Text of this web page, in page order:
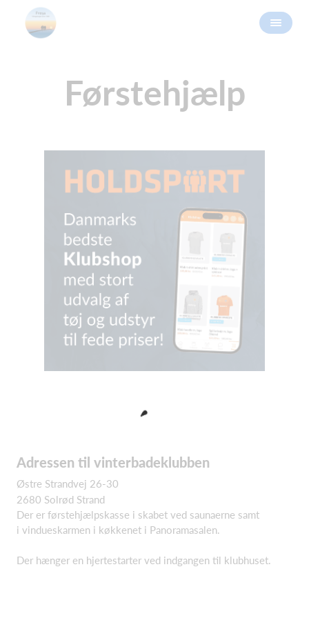
Førstehjælp
Adressen til vinterbadeklubben
Østre Strandvej 26-30
2680 Solrød Strand
Der er førstehjælpskasse i skabet ved saunaerne samt
i vindueskarmen i køkkenet i Panoramasalen.
Der hænger en hjertestarter ved indgangen til klubhuset.